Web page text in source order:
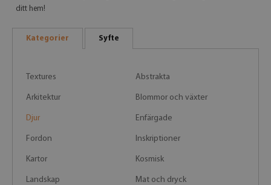
ditt hem!
Kategorier Syfte
Textures Abstrakta
Arkitektur Blommor och växter
Djur Enfärgade
Fordon Inskriptioner
Kartor Kosmisk
Landskap Mat och dryck